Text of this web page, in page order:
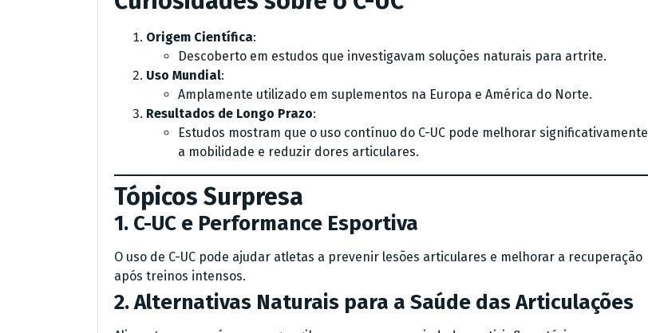
Origem Científica:
Descoberto em estudos que investigavam soluções naturais para artrite.
Uso Mundial:
Amplamente utilizado em suplementos na Europa e América do Norte.
Resultados de Longo Prazo:
Estudos mostram que o uso contínuo do C-UC pode melhorar significativamente
a mobilidade e reduzir dores articulares.
Tópicos Surpresa
1. C-UC e Performance Esportiva
O uso de C-UC pode ajudar atletas a prevenir lesões articulares e melhorar a recuperação
após treinos intensos.
2. Alternativas Naturais para a Saúde das Articulações